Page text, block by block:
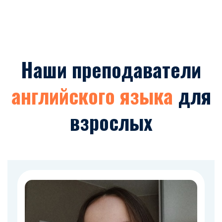
Наши преподаватели
английского языка для
взрослых